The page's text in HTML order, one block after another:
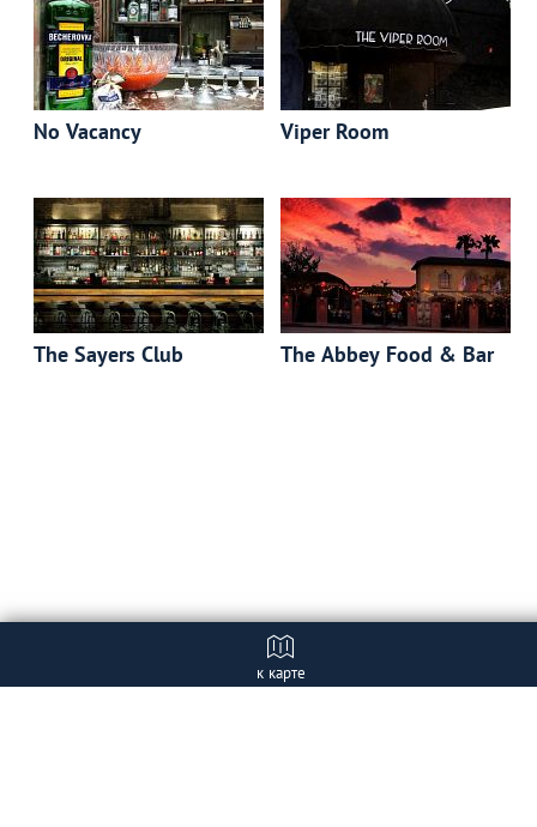
No Vacancy Viper Room
The Sayers Сlub The Abbey Food & Bar
к карте